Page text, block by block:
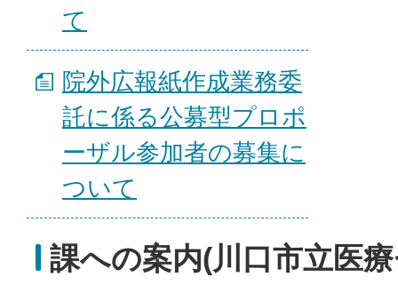
て
院外広報紙作成業務委
託に係る公募型プロポ
ーザル参加者の募集に
ついて
課への案内(川口市立医